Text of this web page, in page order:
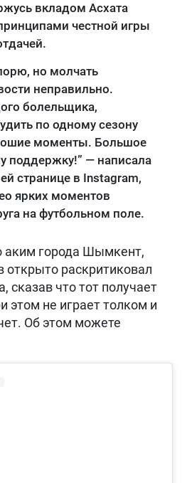
вкладом Асхата
честной игры
но молчать
неправильно.
болельщика,
по одному сезону
моменты. Большое
поддержку!” — написала
странице в Instagram,
ярких моментов
на футбольном поле.
аким города Шымкент,
раскритиковал
сказав что тот получает
этом не играет толком и
Об этом можете